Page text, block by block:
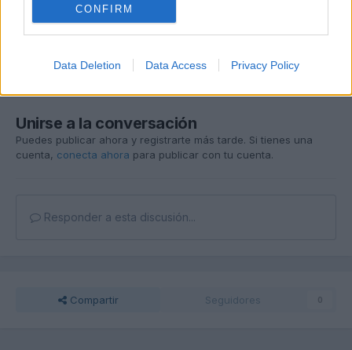
CONFIRM
Data Deletion Data Access Privacy Policy
Unirse a la conversación
Puedes publicar ahora y registrarte más tarde. Si tienes una
cuenta, conecta ahora para publicar con tu cuenta.
Responder a esta discusión...
Compartir Seguidores 0